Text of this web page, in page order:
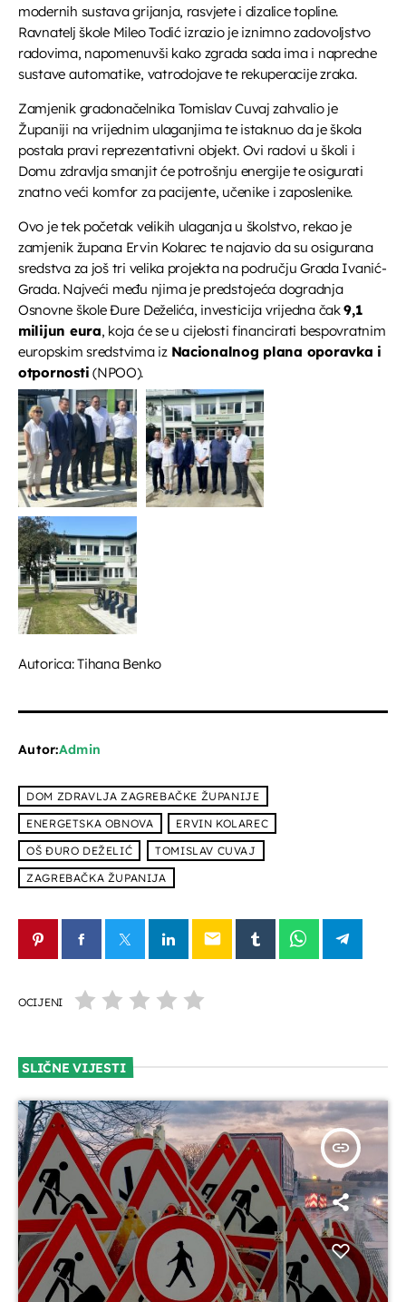
modernih sustava grijanja, rasvjete i dizalice topline.
Ravnatelj škole Mileo Todić izrazio je iznimno zadovoljstvo
radovima, napomenuvši kako zgrada sada ima i napredne
sustave automatike, vatrodojave te rekuperacije zraka.
Zamjenik gradonačelnika Tomislav Cuvaj zahvalio je
Županiji na vrijednim ulaganjima te istaknuo da je škola
postala pravi reprezentativni objekt. Ovi radovi u školi i
Domu zdravlja smanjit će potrošnju energije te osigurati
znatno veći komfor za pacijente, učenike i zaposlenike.
Ovo je tek početak velikih ulaganja u školstvo, rekao je
zamjenik župana Ervin Kolarec te najavio da su osigurana
sredstva za još tri velika projekta na području Grada Ivanić-
Grada. Najveći među njima je predstojeća dogradnja
Osnovne škole Đure Deželića, investicija vrijedna čak9,1
milijun eura, koja će se u cijelosti financirati bespovratnim
europskim sredstvima iz Nacionalnog plana oporavka i
otpornosti (NPOO).
Autorica: Tihana Benko
Autor:Admin
DOM ZDRAVLJA ZAGREBAČKE ŽUPANIJE
ENERGETSKA OBNOVA
ERVIN KOLAREC
OŠ ĐURO DEŽELIĆ
TOMISLAV CUVAJ
ZAGREBAČKA ŽUPANIJA
email
OCIJENI
SLIČNE VIJESTI
insert_link